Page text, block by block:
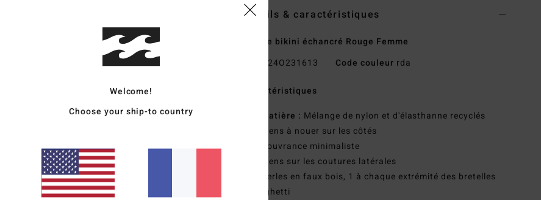
Details & caractéristiques
Bas de bikini échancré Rouge Femme
24O231613 Code couleur rda
Caractéristiques
Matière : Mélange de nylon et d'élasthanne recyclés
Liens à nouer sur les côtés
Couvrance minimaliste
Liens sur les coutures latérales
Perles en faux bois, 1 à chaque extrémité des bretelles
spaghetti
Welcome!
Choose your ship-to country